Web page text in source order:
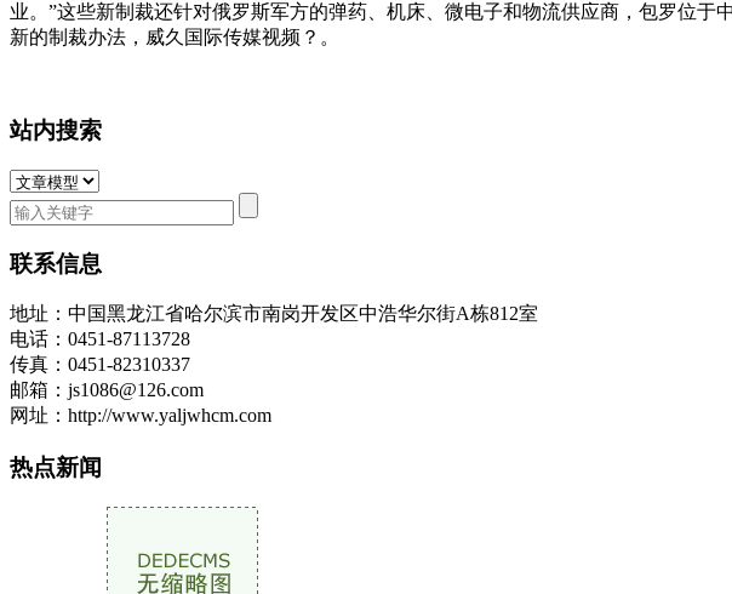
业。”这些新制裁还针对俄罗斯军方的弹药、机床、微电子和物流供应商，包罗位
新的制裁办法，威久国际传媒视频？。
站内搜索
联系信息
地址：中国黑龙江省哈尔滨市南岗开发区中浩华尔街A栋812室
电话：0451-87113728
传真：0451-82310337
邮箱：js1086@126.com
网址：http://www.yaljwhcm.com
热点新闻